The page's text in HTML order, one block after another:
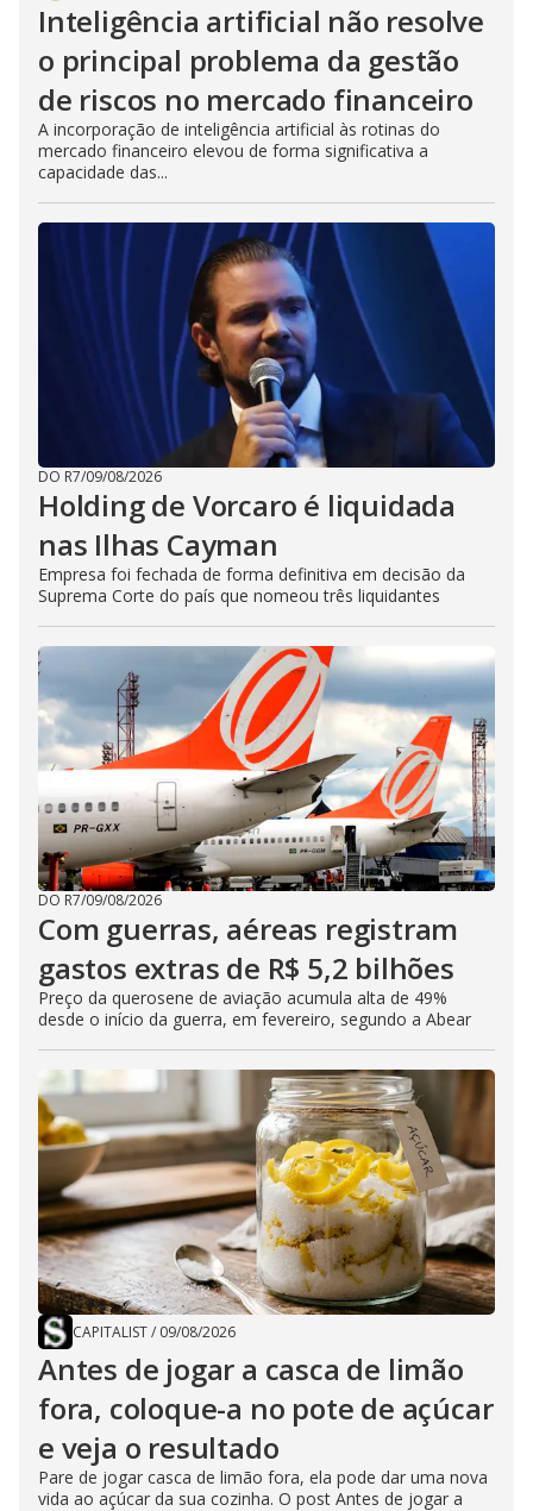
Inteligência artificial não resolve
o principal problema da gestão
de riscos no mercado financeiro
A incorporação de inteligência artificial às rotinas do
mercado financeiro elevou de forma significativa a
capacidade das...
DO R7/09/08/2026
Holding de Vorcaro é liquidada
nas Ilhas Cayman
Empresa foi fechada de forma definitiva em decisão da
Suprema Corte do país que nomeou três liquidantes
DO R7/09/08/2026
Com guerras, aéreas registram
gastos extras de R$ 5,2 bilhões
Preço da querosene de aviação acumula alta de 49%
desde o início da guerra, em fevereiro, segundo a Abear
CAPITALIST/ 09/08/2026
Antes de jogar a casca de limão
fora, coloque-a no pote de açúcar
e veja o resultado
Pare de jogar casca de limão fora, ela pode dar uma nova
vida ao açúcar da sua cozinha. O post Antes de jogar a